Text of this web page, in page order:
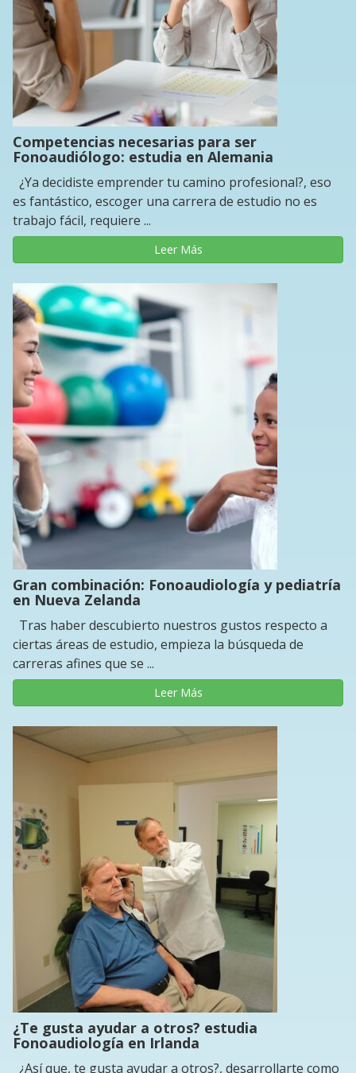
Competencias necesarias para ser
Fonoaudiólogo: estudia en Alemania
¿Ya decidiste emprender tu camino profesional?, eso
es fantástico, escoger una carrera de estudio no es
trabajo fácil, requiere ...
Leer Más
Gran combinación: Fonoaudiología y pediatría
en Nueva Zelanda
Tras haber descubierto nuestros gustos respecto a
ciertas áreas de estudio, empieza la búsqueda de
carreras afines que se ...
Leer Más
¿Te gusta ayudar a otros? estudia
Fonoaudiología en Irlanda
¿Así que, te gusta ayudar a otros?, desarrollarte como